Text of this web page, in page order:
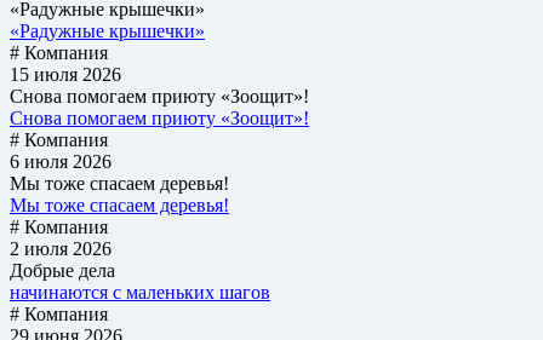
«Радужные крышечки»
«Радужные крышечки»
# Компания
15 июля 2026
Снова помогаем приюту «Зоощит»!
Снова помогаем приюту «Зоощит»!
# Компания
6 июля 2026
Мы тоже спасаем деревья!
Мы тоже спасаем деревья!
# Компания
2 июля 2026
Добрые дела
начинаются с маленьких шагов
# Компания
29 июня 2026